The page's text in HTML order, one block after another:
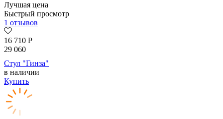
Лучшая цена
Быстрый просмотр
1 отзывов
16 710 Р
29 060
Стул "Гинза"
в наличии
Купить